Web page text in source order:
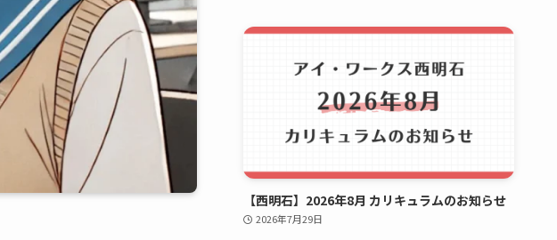
【西明石】2026年8月 カリキュラムのお知らせ
2026年7月29日